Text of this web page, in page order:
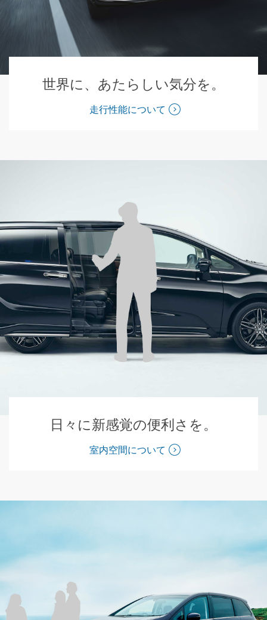
世界に、あたらしい気分を。
走行性能について
日々に新感覚の便利さを。
室内空間について